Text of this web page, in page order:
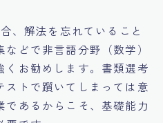
、解法を忘れていること
どで非言語分野（数学）
くお勧めします。書類選考
ストで躓いてしまっては意
あるからこそ、基礎能力